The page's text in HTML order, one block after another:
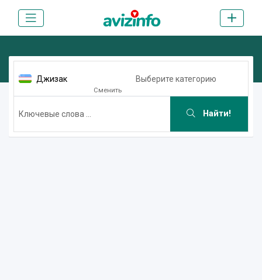
Джизак
Сменить
Выберите категорию
Найти!